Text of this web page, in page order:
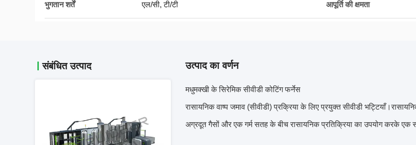
भुगतान शर्तें एल/सी, टी/टी आपूर्ति की क्षमता
संबंधित उत्पाद उत्पाद का वर्णन
मधुमक्खी के सिरेमिक सीवीडी कोटिंग फर्नेस
रासायनिक वाष्प जमाव (सीवीडी) प्रक्रिया के लिए प्रयुक्त सीवीडी
अग्रदूत गैसों और एक गर्म सतह के बीच रासायनिक प्रतिक्रिया का उपयोग करके एक